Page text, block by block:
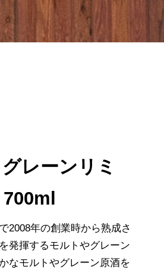
レーンリミ
2008年の創業時から熟成さ
発揮するモルトやグレーン
なモルトやグレーン原酒を